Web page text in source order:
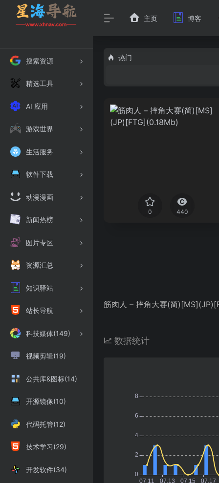
搜索资源
精选工具
AI 应用
游戏世界
生活服务
软件下载
动漫漫画
新闻热榜
图片专区
资源汇总
知识驿站
站长导航
科技媒体(149)
视频剪辑(19)
公共库&图标(14)
开源镜像(10)
代码托管(12)
技术学习(29)
开发软件(34)
主页 博客
热门
0 440
筋肉人 – 摔角大赛(简
数据统计